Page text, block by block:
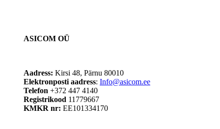
ASICOM OÜ
Aadress: Kirsi 48, Pärnu 80010
Elektronposti aadress: Info@asicom.ee
Telefon +372 447 4140
Registrikood 11779667
KMKR nr: EE101334170